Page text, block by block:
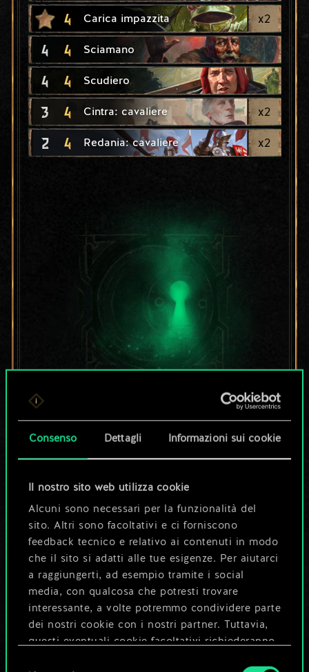
Consenso Dettagli Informazioni sui cookie
Il nostro sito web utilizza cookie
Alcuni sono necessari per la funzionalità del
sito. Altri sono facoltativi e ci forniscono
feedback tecnico e relativo ai contenuti in modo
che il sito si adatti alle tue esigenze. Per aiutarci
a raggiungerti, ad esempio tramite i social
media, con qualcosa che potresti trovare
interessante, a volte potremmo condividere parte
dei nostri cookie con i nostri partner. Tuttavia,
questi eventuali cookie facoltativi richiederanno
4 Carica impazzita x2
4 4 Sciamano
4 4 Scudiero
3 4 Cintra: cavaliere x2
2 4 Redania: cavaliere x2
Per ora, è solo un
set di carte
Ma può diventare
molto altro!
guida
Modifica mazzo